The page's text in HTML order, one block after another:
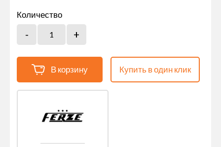
Количество
В корзину Купить в один клик